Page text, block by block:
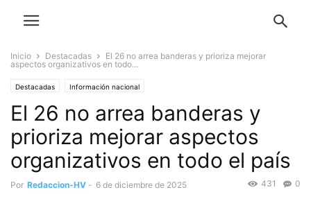
Inicio Destacadas
El 26 no arrea banderas y prioriza mejorar
aspectos organizativos en todo...
Destacadas Información nacional
El 26 no arrea banderas y
prioriza mejorar aspectos
organizativos en todo el país
Por Redaccion-HV - 6 de diciembre de 2025 0
431